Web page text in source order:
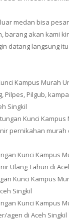
medan bisa
barang akan kami
datang langsung
Kampus Murah
Pilpes, Pilgub,
Singkil
Kunci Kampus
pernikahan murah
Kunci Kampus
Ulang Tahun di
Kunci Kampus
Singkil
Kunci Kampus
agen di Aceh Singkil